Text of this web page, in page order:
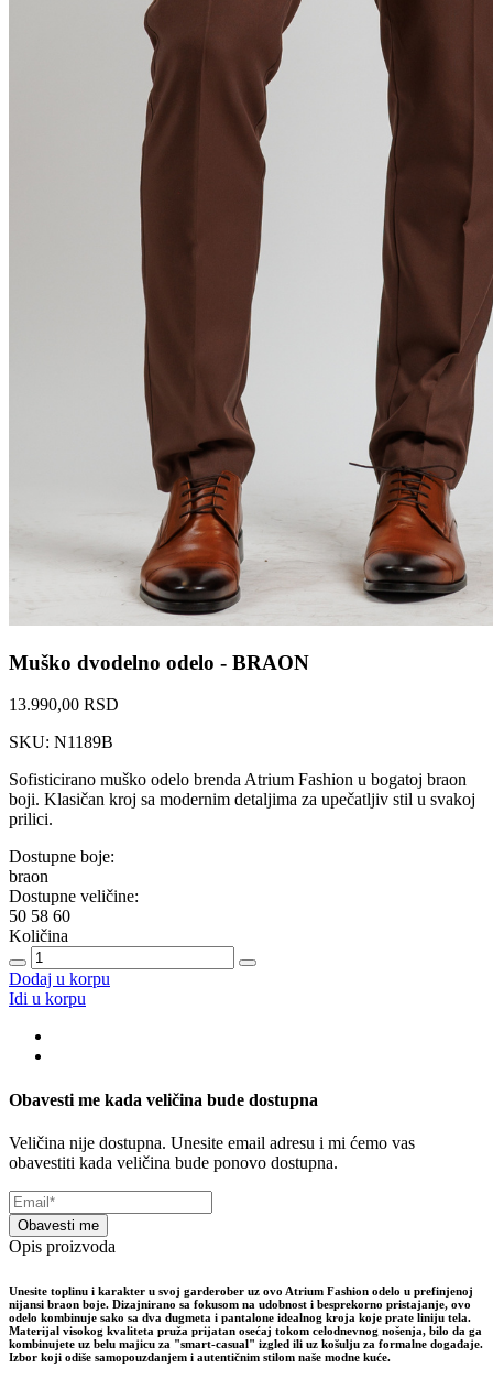
Muško dvodelno odelo - BRAON
13.990,00 RSD
SKU: N1189B
Sofisticirano muško odelo brenda Atrium Fashion u bogatoj braon
boji. Klasičan kroj sa modernim detaljima za upečatljiv stil u svakoj
prilici.
Dostupne boje:
braon
Dostupne veličine:
50 58 60
Količina
Dodaj u korpu
Idi u korpu
Obavesti me kada veličina bude dostupna
Veličina nije dostupna. Unesite email adresu i mi ćemo vas
obavestiti kada veličina bude ponovo dostupna.
Obavesti me
Opis proizvoda
Unesite toplinu i karakter u svoj garderober uz ovo Atrium Fashion odelo u prefinjenoj
nijansi braon boje. Dizajnirano sa fokusom na udobnost i besprekorno pristajanje, ovo
odelo kombinuje sako sa dva dugmeta i pantalone idealnog kroja koje prate liniju tela.
Materijal visokog kvaliteta pruža prijatan osećaj tokom celodnevnog nošenja, bilo da ga
kombinujete uz belu majicu za "smart-casual" izgled ili uz košulju za formalne događaje.
Izbor koji odiše samopouzdanjem i autentičnim stilom naše modne kuće.